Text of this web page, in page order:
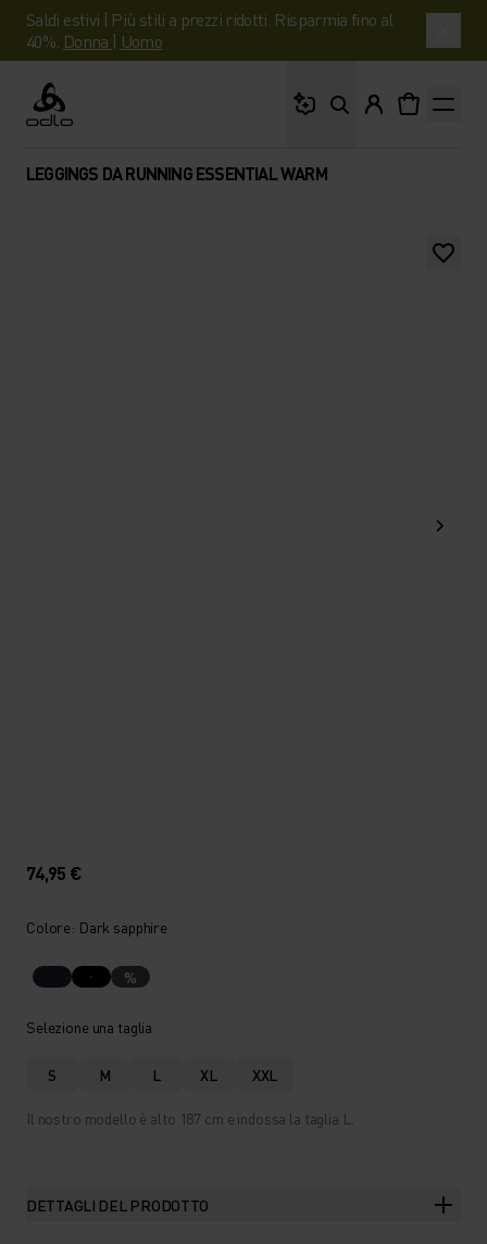
Saldi estivi | Più stili a prezzi ridotti. Risparmia fino al
40%. Donna | Uomo
Odlo
LEGGINGS DA RUNNING ESSENTIAL WARM
74,95 €
Colore: Dark sapphire
%
Selezione una taglia
S M L XL XXL
Il nostro modello è alto 187 cm e indossa la taglia L.
DETTAGLI DEL PRODOTTO